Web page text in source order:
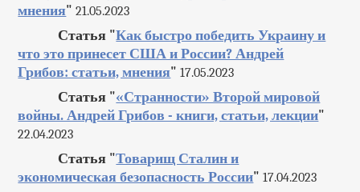
мнения" 21.05.2023
Статья "Как быстро победить Украину и
что это принесет США и России? Андрей
Грибов: статьи, мнения" 17.05.2023
Статья "«Странности» Второй мировой
войны. Андрей Грибов - книги, статьи, лекции"
22.04.2023
Статья "Товарищ Сталин и
экономическая безопасность России" 17.04.2023